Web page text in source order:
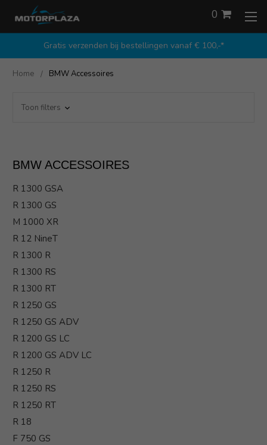
Gratis verzenden bij bestellingen vanaf € 100,-*
0
Home BMW Accessoires
Toon filters
BMW ACCESSOIRES
R 1300 GSA
R 1300 GS
M 1000 XR
R 12 NineT
R 1300 R
R 1300 RS
R 1300 RT
R 1250 GS
R 1250 GS ADV
R 1200 GS LC
R 1200 GS ADV LC
R 1250 R
R 1250 RS
R 1250 RT
R 18
F 750 GS